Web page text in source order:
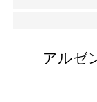
アルゼ